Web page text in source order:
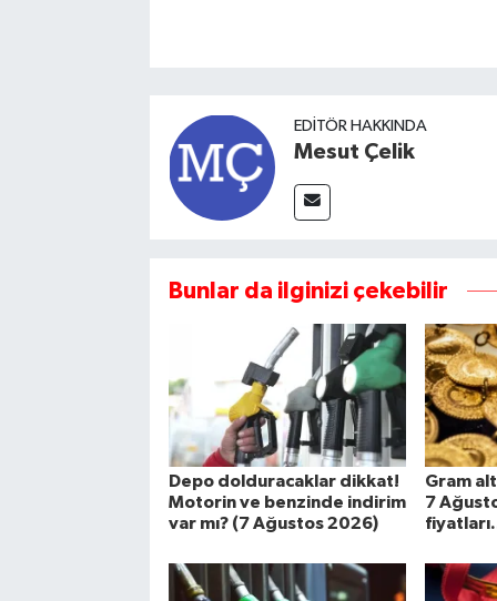
EDITÖR HAKKINDA
Mesut Çelik
Bunlar da ilginizi çekebilir
Depo dolduracaklar dikkat!
Motorin ve benzinde indirim
var mı? (7 Ağustos 2026)
Gram
7